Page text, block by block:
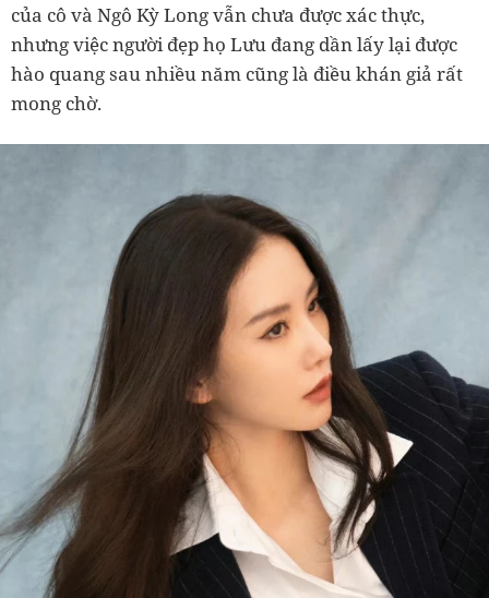
của cô và Ngô Kỳ Long vẫn chưa được xác thực,
nhưng việc người đẹp họ Lưu đang dần lấy lại được
hào quang sau nhiều năm cũng là điều khán giả rất
mong chờ.